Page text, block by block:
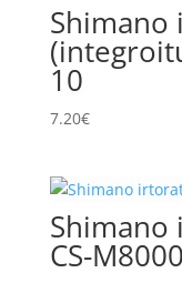
Shimano
10
7.20€
Shimano
CS-